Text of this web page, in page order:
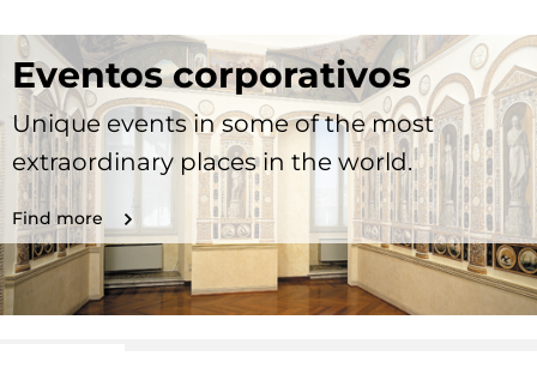
Eventos corporativos
Unique events in some of the most
extraordinary places in the world.
Find more